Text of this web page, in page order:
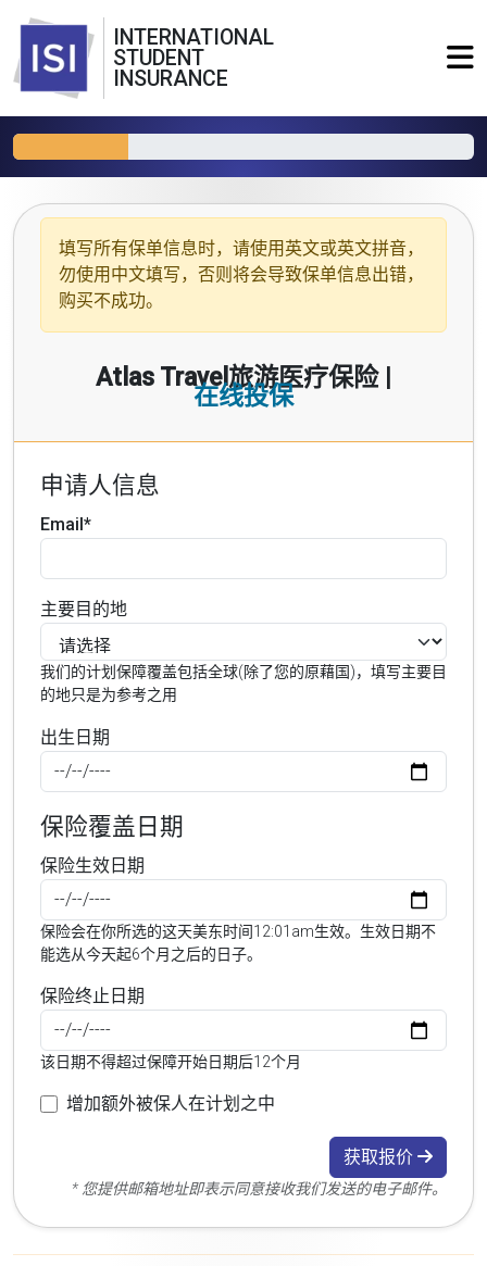
INTERNATIONAL
STUDENT
INSURANCE
填写所有保单信息时，请使用 英文或英文拼音，
勿使用中文填写，否则将会导致保单信息出错，
购买不成功。
Atlas Travel旅游医疗保险 |
在线投保
申请人信息
Email*
主要目的地
我们的计划保障覆盖包括全球(除了您的原藉国)，填写主要目
的地只是为参考之用
出生日期
保险覆盖日期
保险生效日期
保险会在你所选的这天美东时间12:01am生效。生效日期不
能选从今天起6个月之后的日子。
保险终止日期
该日期不得超过保障开始日期后12个月
增加额外被保人在计划之中
获取报价
* 您提供邮箱地址即表示同意接收我们发送的电子邮件。